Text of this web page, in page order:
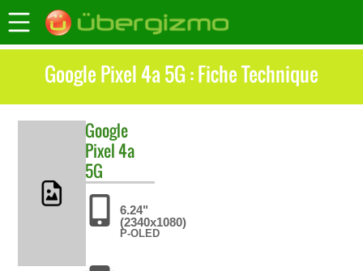
Google Pixel 4a 5G : Fiche Technique
Google
Pixel 4a
5G
6.24"
(2340x1080)
P-OLED